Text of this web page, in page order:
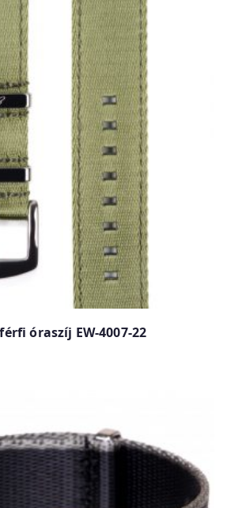
óraszíj EW-4007-22